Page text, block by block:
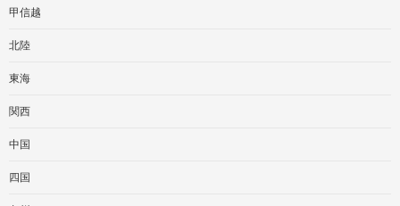
甲信越
北陸
東海
関西
中国
四国